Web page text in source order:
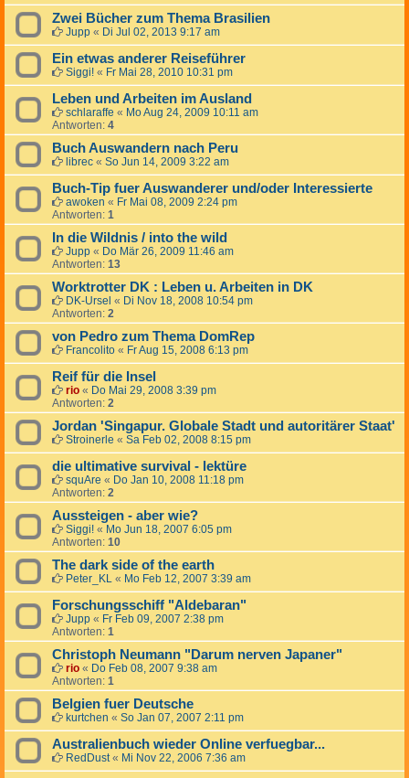
Zwei Bücher zum Thema Brasilien
Jupp « Di Jul 02, 2013 9:17 am
Ein etwas anderer Reiseführer
Siggi! « Fr Mai 28, 2010 10:31 pm
Leben und Arbeiten im Ausland
schlaraffe « Mo Aug 24, 2009 10:11 am
Antworten: 4
Buch Auswandern nach Peru
librec « So Jun 14, 2009 3:22 am
Buch-Tip fuer Auswanderer und/oder Interessierte
awoken « Fr Mai 08, 2009 2:24 pm
Antworten: 1
In die Wildnis / into the wild
Jupp « Do Mär 26, 2009 11:46 am
Antworten: 13
Worktrotter DK : Leben u. Arbeiten in DK
DK-Ursel « Di Nov 18, 2008 10:54 pm
Antworten: 2
von Pedro zum Thema DomRep
Francolito « Fr Aug 15, 2008 6:13 pm
Reif für die Insel
rio « Do Mai 29, 2008 3:39 pm
Antworten: 2
Jordan 'Singapur. Globale Stadt und autoritärer Staat'
Stroinerle « Sa Feb 02, 2008 8:15 pm
die ultimative survival - lektüre
squAre « Do Jan 10, 2008 11:18 pm
Antworten: 2
Aussteigen - aber wie?
Siggi! « Mo Jun 18, 2007 6:05 pm
Antworten: 10
The dark side of the earth
Peter_KL « Mo Feb 12, 2007 3:39 am
Forschungsschiff "Aldebaran"
Jupp « Fr Feb 09, 2007 2:38 pm
Antworten: 1
Christoph Neumann "Darum nerven Japaner"
rio « Do Feb 08, 2007 9:38 am
Antworten: 1
Belgien fuer Deutsche
kurtchen « So Jan 07, 2007 2:11 pm
Australienbuch wieder Online verfuegbar...
RedDust« Mi Nov 22, 2006 7:36 am